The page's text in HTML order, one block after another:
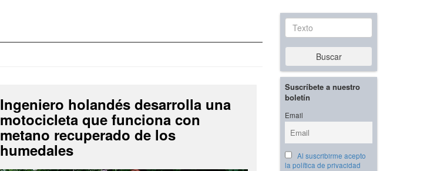
Ingeniero holandés desarrolla una
motocicleta que funciona con
metano recuperado de los
humedales
Texto
Buscar
Suscríbete a nuestro
boletín
Email
Al suscribirme acepto
la política de privacidad